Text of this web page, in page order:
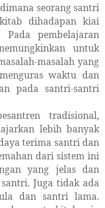
seorang santri
dihadapan kiai
pembelajaran
untuk
masalah yang
waktu dan
pada santri-santri
tradisional,
lebih banyak
terima santri dan
dari sistem ini
yang jelas dan
Juga tidak ada
dan santri lama.